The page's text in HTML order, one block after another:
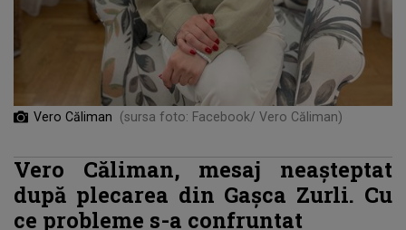
Vero Căliman (sursa foto: Facebook/ Vero Căliman)
Vero Căliman, mesaj neașteptat
după plecarea din Gașca Zurli. Cu
ce probleme s-a confruntat